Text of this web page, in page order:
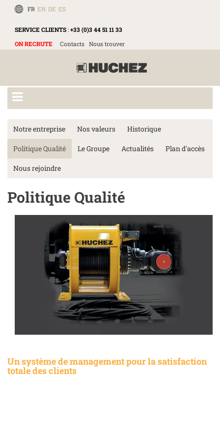
FR EN DE ES
SERVICE CLIENTS:+33 (0)3 44 51 11 33
ON RECRUTE
Contacts Nous trouver
Notre entreprise Nos valeurs Historique
Politique Qualité Le Groupe Actualités Plan d'accès
Nous rejoindre
Politique Qualité
Un système de management pour la satisfaction
totale des clients